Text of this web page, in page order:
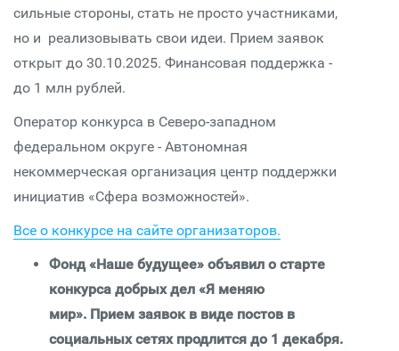
сильные стороны, стать не просто участниками,
но и реализовывать свои идеи. Прием заявок
открыт до 30.10.2025. Финансовая поддержка -
до 1 млн рублей.
Оператор конкурса в Северо-западном
федеральном округе - Автономная
некоммерческая организация центр поддержки
инициатив «Сфера возможностей».
Все о конкурсе на сайте организаторов.
Фонд «Наше будущее» объявил о старте
конкурса добрых дел «Я меняю
мир». Прием заявок в виде постов в
социальных сетях продлится до 1 декабря.